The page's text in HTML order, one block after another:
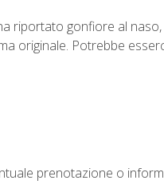
riportato gonfiore al
originale. Potrebbe
prenotazione o